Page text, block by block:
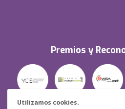
Utilizamos cookies.
Premios y